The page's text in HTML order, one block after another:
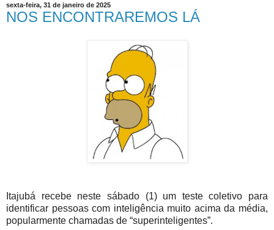
sexta-feira, 31 de janeiro de 2025
NOS ENCONTRAREMOS LÁ
Itajubá recebe neste sábado (1) um teste coletivo para
identificar pessoas com inteligência muito acima da média,
popularmente chamadas de “superinteligentes”.